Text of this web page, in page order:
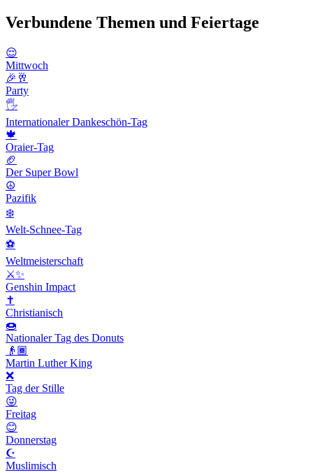
Verbundene Themen und Feiertage
😌
Mittwoch
🎉🥂
Party
🖐
Internationaler Dankeschön-Tag
🍁
Oraier-Tag
🏈
Der Super Bowl
☮️
Pazifik
❄️
Welt-Schnee-Tag
⚽️
Weltmeisterschaft
⚔️✨
Genshin Impact
✝️
Christianisch
🍩
Nationaler Tag des Donuts
👴🏾
Martin Luther King
❌
Tag der Stille
😜
Freitag
😊
Donnerstag
☪️
Muslimisch